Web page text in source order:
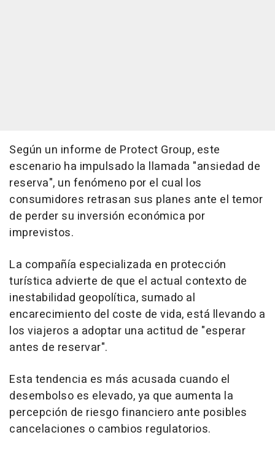
Según un informe de Protect Group, este
escenario ha impulsado la llamada "ansiedad de
reserva", un fenómeno por el cual los
consumidores retrasan sus planes ante el temor
de perder su inversión económica por
imprevistos.
La compañía especializada en protección
turística advierte de que el actual contexto de
inestabilidad geopolítica, sumado al
encarecimiento del coste de vida, está llevando a
los viajeros a adoptar una actitud de "esperar
antes de reservar".
Esta tendencia es más acusada cuando el
desembolso es elevado, ya que aumenta la
percepción de riesgo financiero ante posibles
cancelaciones o cambios regulatorios.